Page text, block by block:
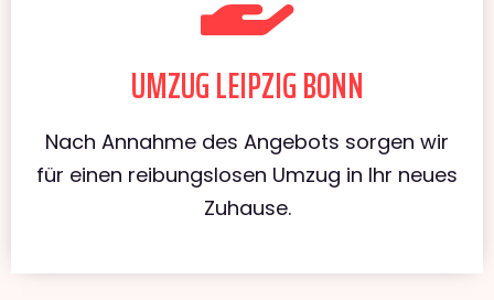
UMZUG LEIPZIG BONN
Nach Annahme des Angebots sorgen wir
für einen reibungslosen Umzug in Ihr neues
Zuhause.